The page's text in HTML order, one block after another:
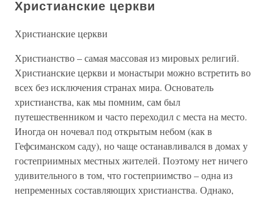
Христианские церкви
Христианские церкви
Христианство – самая массовая из мировых религий.
Христианские церкви и монастыри можно встретить во
всех без исключения странах мира. Основатель
христианства, как мы помним, сам был
путешественником и часто переходил с места на место.
Иногда он ночевал под открытым небом (как в
Гефсиманском саду), но чаще останавливался в домах у
гостеприимных местных жителей. Поэтому нет ничего
удивительного в том, что гостеприимство – одна из
непременных составляющих христианства. Однако,